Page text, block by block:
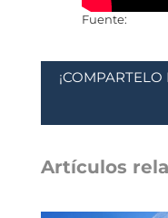
Fuente:
Artículos